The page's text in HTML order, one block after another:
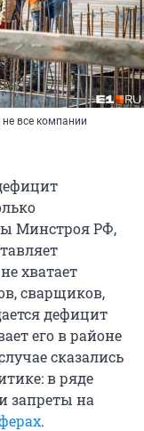
все компании
Минстроя РФ,
хватает
сварщиков,
дефицит
его в районе
сказались
в ряде
запреты на
.